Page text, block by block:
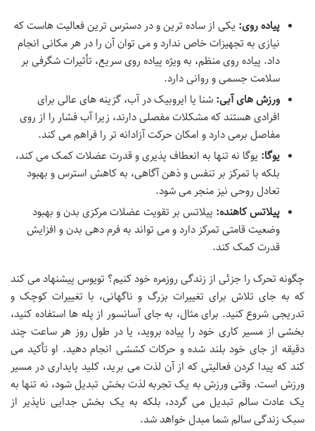
پیاده روی: یکی از ساده ترین و در دسترس ترین فعالیت هاست که
نیازی به تجهیزات خاص ندارد و می توان آن را در هر مکانی انجام
داد. پیاده روی منظم، به ویژه پیاده روی سریع، تأثیرات شگرفی بر
سلامت جسمی و روانی دارد.
ورزش های آبی: شنا یا ایروبیک در آب، گزینه های عالی برای
افرادی هستند که مشکلات مفصلی دارند، زیرا آب فشار را از روی
مفاصل برمی دارد و امکان حرکت آزادانه تر را فراهم می کند.
یوگا: یوگا نه تنها به انعطاف پذیری و قدرت عضلات کمک می کند،
بلکه با تمرکز بر تنفس و ذهن آگاهی، به کاهش استرس و بهبود
تعادل روحی نیز منجر می شود.
پیلاتس کاهنده: پیلاتس بر تقویت عضلات مرکزی بدن و بهبود
وضعیت قامتی تمرکز دارد و می تواند به فرم دهی بدن و افزایش
قدرت کمک کند.
چگونه تحرک را جزئی از زندگی روزمره خود کنیم؟ تویوس پیشنهاد می کند
که به جای تلاش برای تغییرات بزرگ و ناگهانی، با تغییرات کوچک و
تدریجی شروع کنید. برای مثال، به جای آسانسور از پله ها استفاده کنید،
بخشی از مسیر کاری خود را پیاده بروید، یا در طول روز هر ساعت چند
دقیقه از جای خود بلند شده و حرکات کششی انجام دهید. او تأکید می
کند که پیدا کردن فعالیتی که از آن لذت می برید، کلید پایداری در مسیر
ورزش است. وقتی ورزش به یک تجربه لذت بخش تبدیل شود، نه تنها به
یک عادت سالم تبدیل می گردد، بلکه به یک بخش جدایی ناپذیر از
سبک زندگی سالم شما مبدل خواهد شد.